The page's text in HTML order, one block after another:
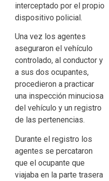
interceptado por el propio
dispositivo policial.
Una vez los agentes
aseguraron el vehículo
controlado, al conductor y
a sus dos ocupantes,
procedieron a practicar
una inspección minuciosa
del vehículo y un registro
de las pertenencias.
Durante el registro los
agentes se percataron
que el ocupante que
viajaba en la parte trasera